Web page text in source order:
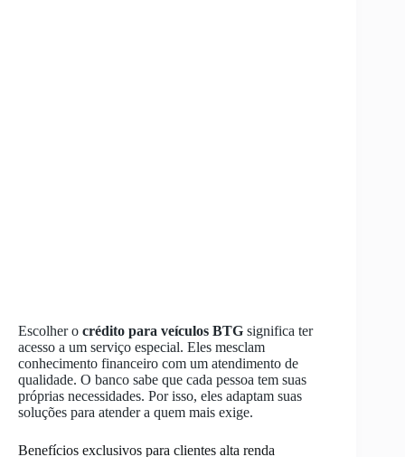
Escolher o crédito para veículos BTG significa ter
acesso a um serviço especial. Eles mesclam
conhecimento financeiro com um atendimento de
qualidade. O banco sabe que cada pessoa tem suas
próprias necessidades. Por isso, eles adaptam suas
soluções para atender a quem mais exige.
Benefícios exclusivos para clientes alta renda